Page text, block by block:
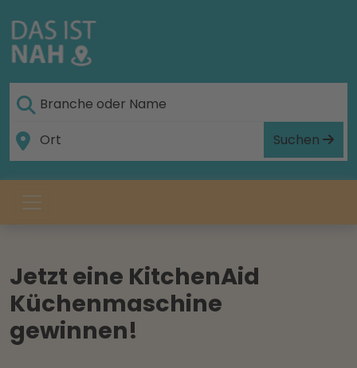
Suchen
Jetzt eine KitchenAid
Küchenmaschine
gewinnen!